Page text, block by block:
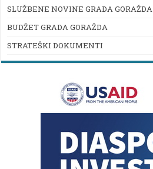
SLUŽBENE NOVINE GRADA GORAŽDA
BUDŽET GRADA GORAŽDA
STRATEŠKI DOKUMENTI